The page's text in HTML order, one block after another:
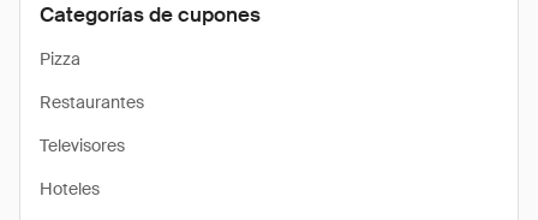
Categorías de cupones
Pizza
Restaurantes
Televisores
Hoteles